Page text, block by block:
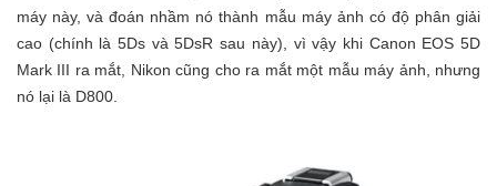
máy này, và đoán nhầm nó thành mẫu máy ảnh có độ phân giải
cao (chính là 5Ds và 5DsR sau này), vì vậy khi Canon EOS 5D
Mark III ra mắt, Nikon cũng cho ra mắt một mẫu máy ảnh, nhưng
nó lại là D800.